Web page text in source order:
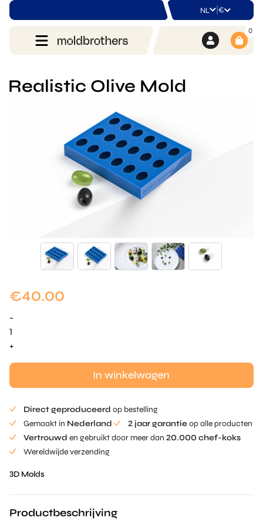
NL |€
0
Realistic Olive Mold
€40.00
-
Realistische
Olive
+
In winkelwagen
Direct geproduceerd op bestelling
Gemaakt in Nederland 2 jaar garantieop alle producten
Vertrouwd en gebruikt door meer dan 20.000 chef-koks
Wereldwijde verzending
3D Molds
Productbeschrijving